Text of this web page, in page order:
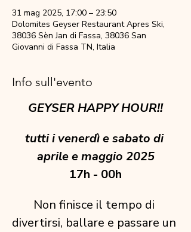
31 mag 2025, 17:00 – 23:50
Dolomites Geyser Restaurant Apres Ski,
38036 Sèn Jan di Fassa, 38036 San
Giovanni di Fassa TN, Italia
Info sull'evento
GEYSER HAPPY HOUR!!
tutti i venerdì e sabato di
aprile e maggio 2025
17h - 00h
Non finisce il tempo di
divertirsi, ballare e passare un